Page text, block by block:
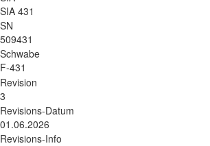
SIA 431
SN
509431
Schwabe
F-431
Revision
3
Revisions-Datum
01.06.2026
Revisions-Info